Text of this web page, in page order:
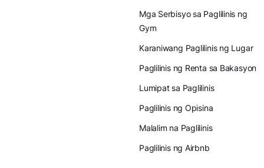
Mga Serbisyo sa Paglilinis ng
Gym
Karaniwang Paglilinis ng Lugar
Paglilinis ng Renta sa Bakasyon
Lumipat sa Paglilinis
Paglilinis ng Opisina
Malalim na Paglilinis
Paglilinis ng Airbnb